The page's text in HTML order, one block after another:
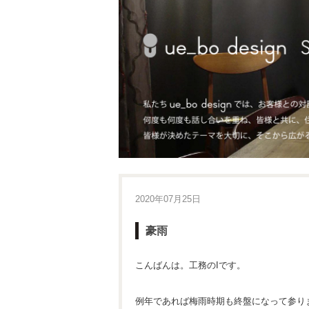
2020年07月25日
豪雨
こんばんは。工務のIです。
例年であれば梅雨時期も終盤になって参り